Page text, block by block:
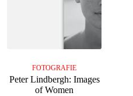
FOTOGRAFIE
Peter Lindbergh: Images
of Women